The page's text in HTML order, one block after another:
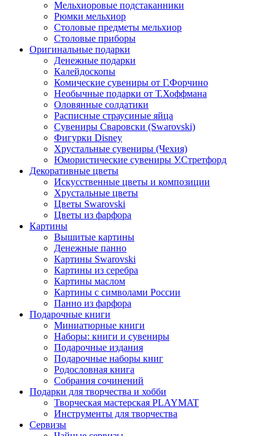
Мельхиоровые подстаканники
Рюмки мельхиор
Столовые предметы мельхиор
Столовые приборы
Оригинальные подарки
Денежные подарки
Калейдоскопы
Комические сувениры от Г.Форчино
Необычные подарки от Т.Хоффмана
Оловянные солдатики
Расписные страусиные яйца
Сувениры Сваровски (Swarovski)
Фигурки Disney
Хрустальные сувениры (Чехия)
Юмористические сувениры У.Стретфорд
Декоративные цветы
Искусственные цветы и композиции
Хрустальные цветы
Цветы Swarovski
Цветы из фарфора
Картины
Вышитые картины
Денежные панно
Картины Swarovski
Картины из серебра
Картины маслом
Картины с символами России
Панно из фарфора
Подарочные книги
Миниатюрные книги
Наборы: книги и сувениры
Подарочные издания
Подарочные наборы книг
Родословная книга
Собрания сочинений
Подарки для творчества и хобби
Творческая мастерская PLAYMAT
Инструменты для творчества
Cервизы